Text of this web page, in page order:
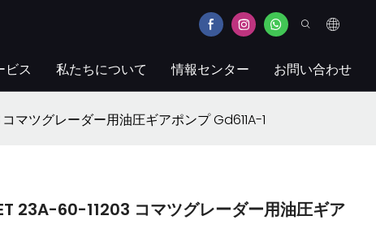
ビス 私たちについて 情報センター お問い合わせ
マツグレーダー用油圧ギアポンプ Gd611A-1
23A-60-11203 コマツグレーダー用油圧ギア